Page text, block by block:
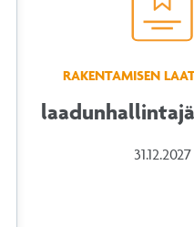
RAKENTAMISEN
31.12.2027